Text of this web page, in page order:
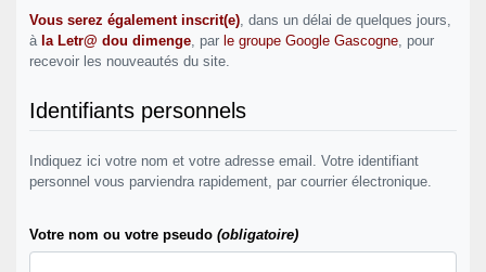
Vous serez également inscrit(e), dans un délai de quelques jours,
à la Letr@ dou dimenge, par le groupe Google Gascogne, pour
recevoir les nouveautés du site.
Identifiants personnels
Indiquez ici votre nom et votre adresse email. Votre identifiant
personnel vous parviendra rapidement, par courrier électronique.
Votre nom ou votre pseudo (obligatoire)